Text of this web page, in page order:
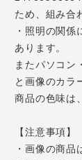
ため、組み合
・照明の関
あります。
またパソコン
と画像のカラ
商品の色味は
【注意事項】
・画像の商品